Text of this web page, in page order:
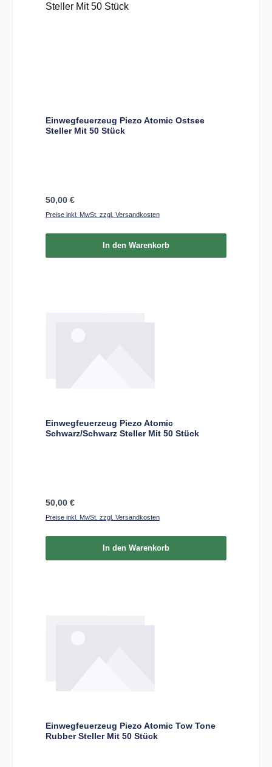
Einwegfeuerzeug Piezo Atomic Ostsee
Steller Mit 50 Stück
Regulärer Preis:
50,00 €
Preise inkl. MwSt. zzgl. Versandkosten
In den Warenkorb
Einwegfeuerzeug Piezo Atomic
Schwarz/Schwarz Steller Mit 50 Stück
Regulärer Preis:
50,00 €
Preise inkl. MwSt. zzgl. Versandkosten
In den Warenkorb
Einwegfeuerzeug Piezo Atomic Tow Tone
Rubber Steller Mit 50 Stück